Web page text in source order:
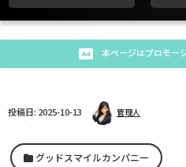
本ページはプロモー
投稿日: 2025-10-13 管理人
グッドスマイルカンパニー